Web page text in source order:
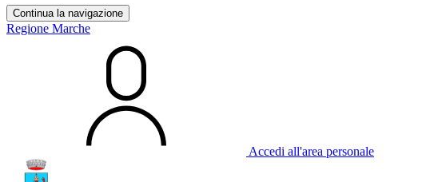
Continua la navigazione
Regione Marche
Accedi all'area personale